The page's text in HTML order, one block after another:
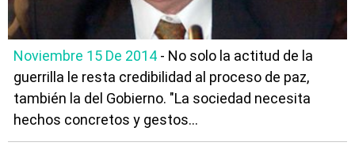
Noviembre 15 De 2014 - No solo la actitud de la
guerrilla le resta credibilidad al proceso de paz,
también la del Gobierno. "La sociedad necesita
hechos concretos y gestos...